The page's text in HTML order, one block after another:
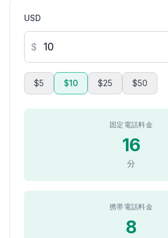
USD
$
$5 $10 $25 $50
固定電話料金
16
分
携帯電話料金
8